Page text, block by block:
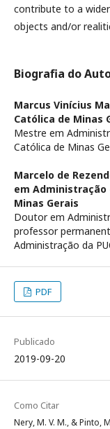
contribute to a
objects and/or
Biografia do
Marcus Vinícius
Católica de Minas
Mestre em
Católica de Minas
Marcelo de
em Administração
Minas Gerais
Doutor em
professor
Administração da
PDF
Publicado
2019-09-20
Como Citar
Nery, M. V. M., & Pinto,